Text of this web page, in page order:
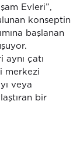
Evleri”,
konseptin
başlanan
çatı
merkezi
veya
bir